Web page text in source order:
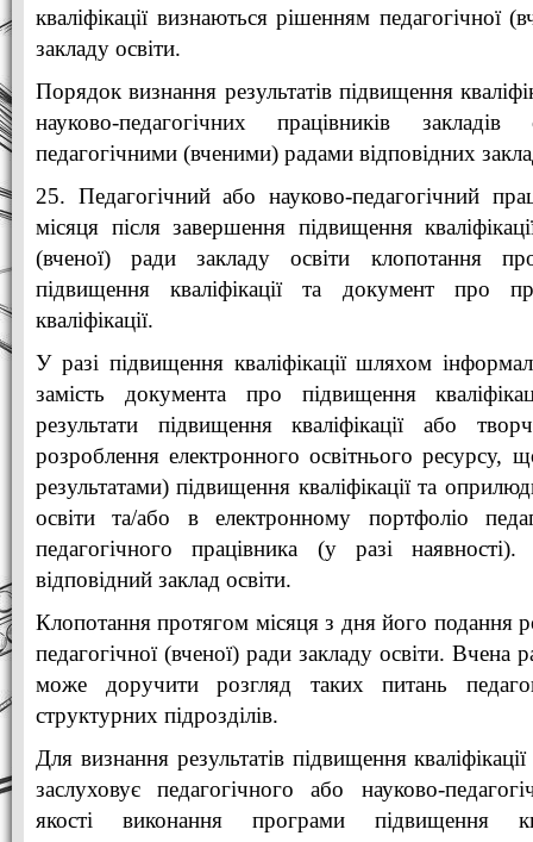
кваліфікації визнаються рішенням педагогічної
закладу освіти.
Порядок визнання результатів підвищення
науково-педагогічних працівників закладів
педагогічними (вченими) радами відповідних
25. Педагогічний або науково-педагогічний
місяця після завершення підвищення
(вченої) ради закладу освіти клопотання
підвищення кваліфікації та документ про
кваліфікації.
У разі підвищення кваліфікації шляхом
замість документа про підвищення
результати підвищення кваліфікації або
розроблення електронного освітнього ресурсу,
результатами) підвищення кваліфікації та
освіти та/або в електронному портфоліо
педагогічного працівника (у разі
відповідний заклад освіти.
Клопотання протягом місяця з дня його подання
педагогічної (вченої) ради закладу освіти. Вчена
може доручити розгляд таких питань
структурних підрозділів.
Для визнання результатів підвищення
заслуховує педагогічного або науково-
якості виконання програми підвищення